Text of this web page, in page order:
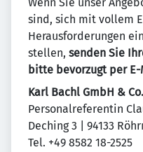
sind, sich mit vollem
Herausforderungen
stellen, senden Sie
bitte bevorzugt per
Karl Bachl GmbH &
Personalreferentin
Deching 3 | 94133
Tel. +49 8582 18-2525